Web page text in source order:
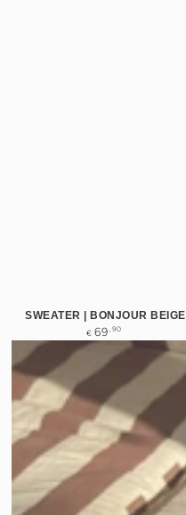
SWEATER | BONJOUR BEIGE
Normale
€ 69 ,90